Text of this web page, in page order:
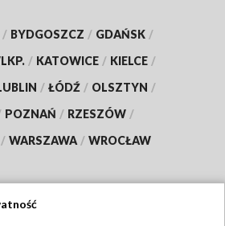
/ BYDGOSZCZ / GDAŃSK /
/ KATOWICE / KIELCE /
/ ŁÓDŹ / OLSZTYN /
POZNAŃ / RZESZÓW /
/ WARSZAWA / WROCŁAW